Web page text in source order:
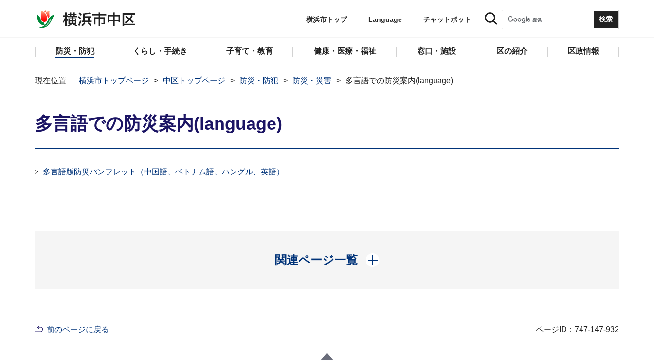
横浜市トップ Language チャットボット
防災・防犯 くらし・手続き 子育て・教育 健康・医療・福祉 窓口・施設 区の紹介 区政情報
現在位置 横浜市トップページ 中区トップページ 防災・防犯 防災・災害 多言語での防災案内(language)
多言語での防災案内(language)
多言語版防災パンフレット（中国語、ベトナム語、ハングル、英語）
関連ページ一覧
開く
前のページに戻る ページID：747-147-932